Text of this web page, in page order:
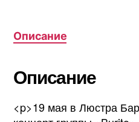
Описание
Описание
<p>19 мая в Люстра